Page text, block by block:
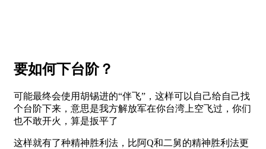
要如何下台阶？
可能最终会使用胡锡进的“伴飞”，这样可以自己给自己找
个台阶下来，意思是我方解放军在你台湾上空飞过，你们
也不敢开火，算是扳平了
这样就有了种精神胜利法，比阿Q和二舅的精神胜利法更